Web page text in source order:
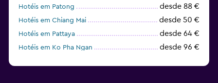
Hotéis em Patong desde 88 €
Hotéis em Chiang Mai desde 50 €
Hotéis em Pattaya desde 64 €
Hotéis em Ko Pha Ngan desde 96 €